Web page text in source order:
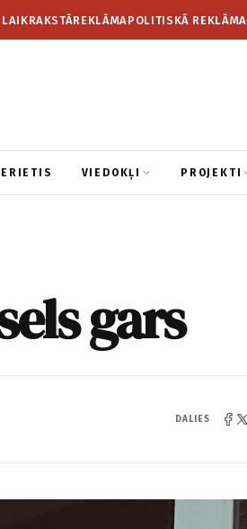
REKLĀMAPOLITISKĀ REKLĀMA
VIEDOKĻI PROJEKTI
gars
DALIES